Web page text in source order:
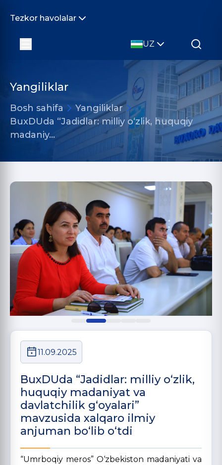
Tezkor havolalar
UZ
Yangiliklar
Bosh sahifa
Yangiliklar
BuxDUda “Jadidlar: milliy o‘zlik, huquqiy
madaniy…
11.09.2025
BuxDUda “Jadidlar: milliy o‘zlik,
huquqiy madaniyat va
davlatchilik g‘oyalari”
mavzusida xalqaro ilmiy
anjuman bo‘lib o‘tdi
“Umrboqiy meros” O‘zbekiston madaniyati va